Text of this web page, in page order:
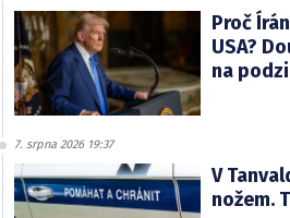
Proč
USA?
na
7. srpna 2026 19:37
V
nožem.